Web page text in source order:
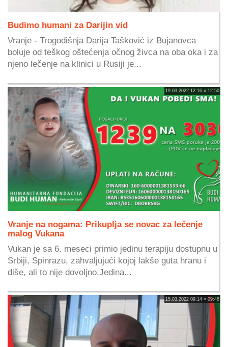
Budimo humani za Darijin vid
Vranje - Trogodišnja Darija Tašković iz Bujanovca
boluje od teškog oštećenja očnog živca na oba oka i za
njeno lečenje na klinici u Rusiji je...
19.03.2022 12:16 » 12:50
Vranje na nogama: Prikuplja se novac za lečenje
malog Vukana
Vukan je sa 6. meseci primio jedinu terapiju dostupnu u
Srbiji, Spinrazu, zahvaljujući kojoj lakše guta hranu i
diše, ali to nije dovoljno.Jedina...
15.03.2022 09:14 » 09:48